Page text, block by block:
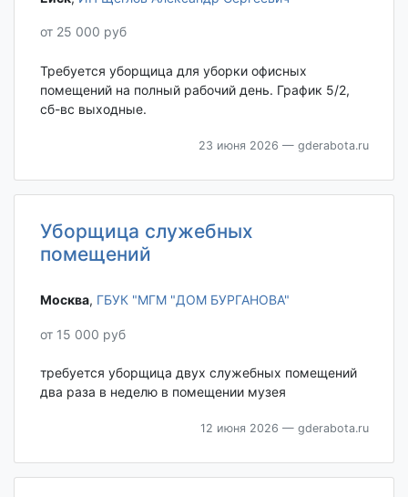
от 25 000 руб
Требуется уборщица для уборки офисных
помещений на полный рабочий день. График 5/2,
сб-вс выходные.
23 июня 2026 — gderabota.ru
Уборщица служебных
помещений
Москва‎, ГБУК "МГМ "ДОМ БУРГАНОВА"
от 15 000 руб
требуется уборщица двух служебных помещений
два раза в неделю в помещении музея
12 июня 2026 — gderabota.ru